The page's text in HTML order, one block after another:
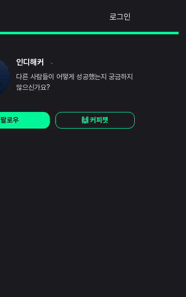
로그인
인디해커 -
다른 사람들이 어떻게 성공했는지 궁금하지
않으신가요?
팔로우 🙌 커피챗